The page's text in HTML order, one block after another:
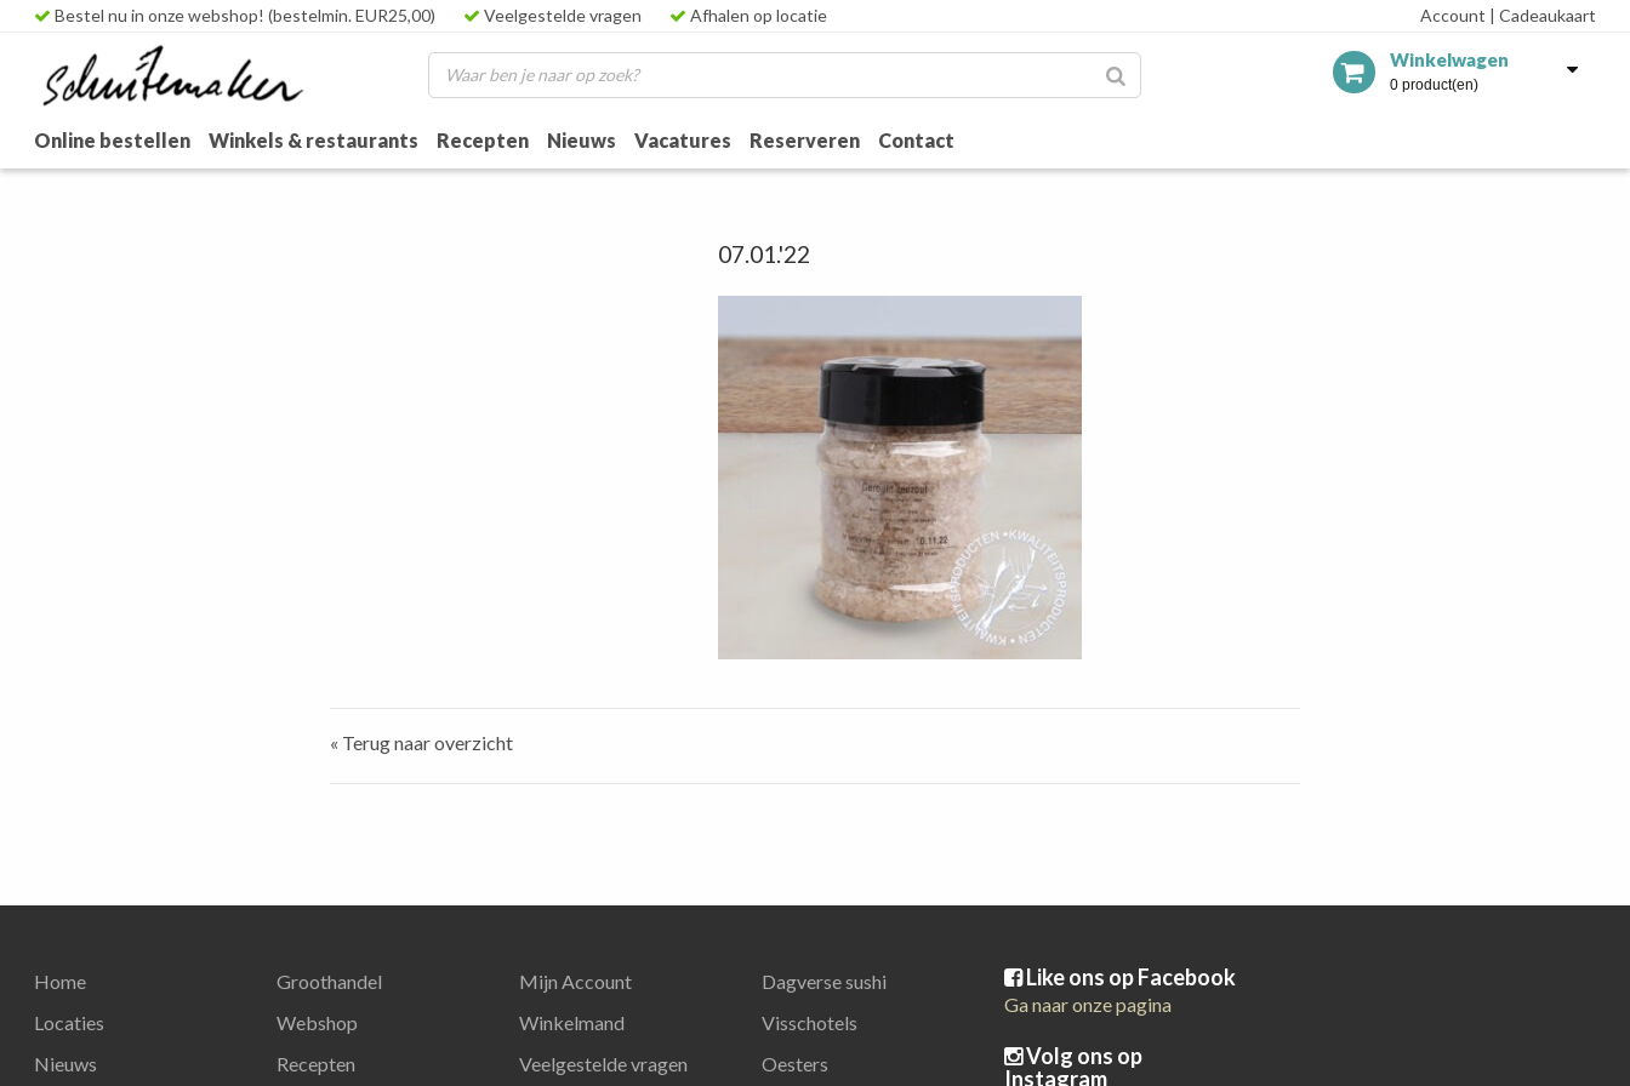
Bestel nu in onze webshop! (bestelmin. EUR25,00) Veelgestelde vragen Afhalen op locatie Account | Cadeaukaart
Winkelwagen
0 product(en)
Online bestellen Winkels & restaurants Recepten Nieuws Vacatures Reserveren Contact
07.01.'22
« Terug naar overzicht
Home
Locaties
Nieuws
Groothandel
Webshop
Recepten
Mijn Account
Winkelmand
Veelgestelde vragen
Dagverse sushi
Visschotels
Oesters
Like ons op Facebook
Ga naar onze pagina
Volg ons op
Instagram